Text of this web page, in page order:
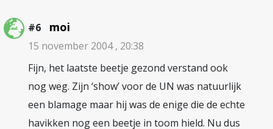
#6 moi
15 november 2004 , 20:38
Fijn, het laatste beetje gezond verstand ook
nog weg. Zijn ‘show’ voor de UN was natuurlijk
een blamage maar hij was de enige die de echte
havikken nog een beetje in toom hield. Nu dus